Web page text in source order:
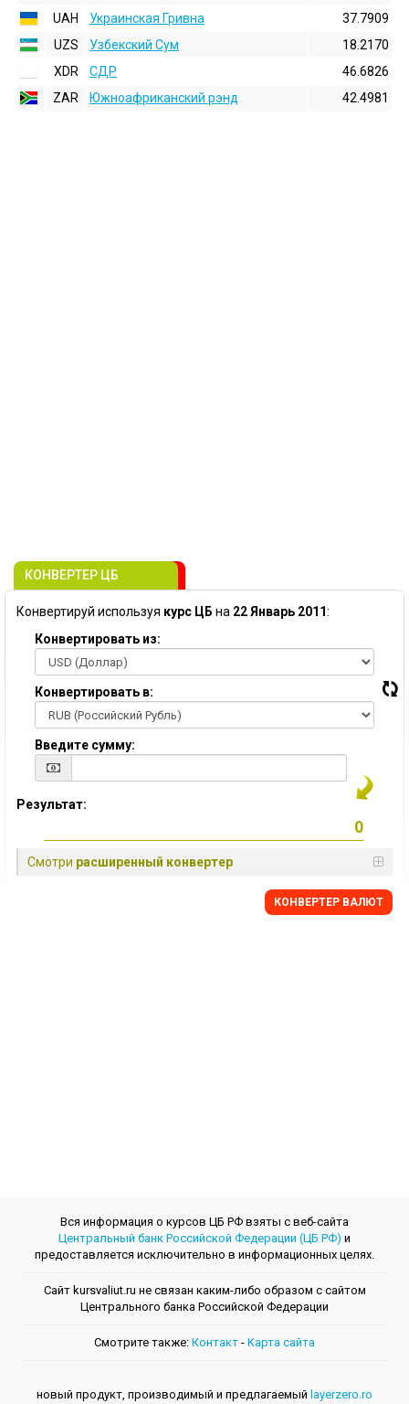
UAH
Украинская Гривна
37.7909
UZS
Узбекский Сум
18.2170
XDR
СДР
46.6826
ZAR
Южноафриканский рэнд 42.4981
КОНВЕРТЕР ЦБ
Конвертируй используя курс ЦБ на 22 Январь 2011:
Конвертировать из:
Конвертировать в:
Введите сумму:
Результат:
Смотри расширенный конвертер
КОНВЕРТЕР ВАЛЮТ
Вся информация о курсов ЦБ РФ взяты с веб-сайта
Центральный банк Российской Федерации (ЦБ РФ) и
предоставляется исключительно в информационных целях.
Сайт kursvaliut.ru не связан каким-либо образом с сайтом
Центрального банкa Российской Федерации
Смотрите также: Контакт - Kарта сайта
новый продукт, производимый и предлагаемый layerzero.ro